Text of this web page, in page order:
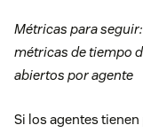
Métricas para
métricas de tiempo
abiertos por agente
Si los agentes